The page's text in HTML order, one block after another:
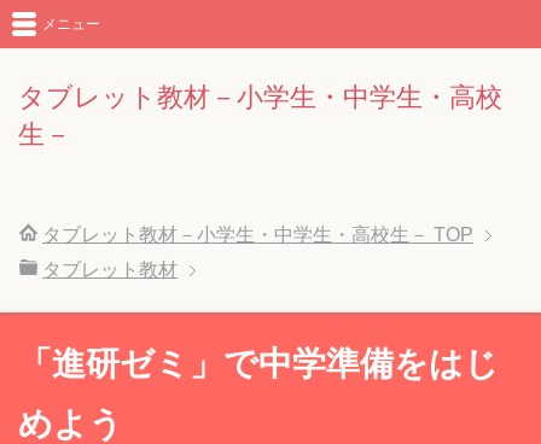
タブレット教材－小学生・中学生・高校
生－
メニュー
タブレット教材－小学生・中学生・高校生－ TOP
タブレット教材
「進研ゼミ」で中学準備をはじ
めよう